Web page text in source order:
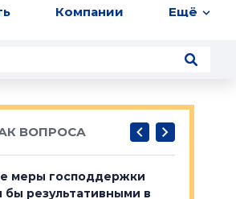
Компании Ещё
ВОПРОСА
меры господдержки
бы результативными в